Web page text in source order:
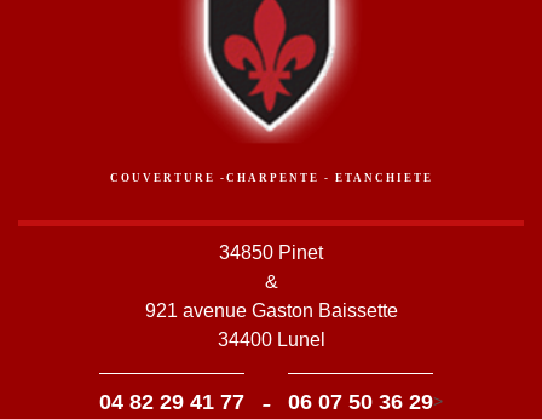
COUVERTURE -CHARPENTE - ETANCHIETE
34850 Pinet
&
921 avenue Gaston Baissette
34400 Lunel
04 82 29 41 77 - 06 07 50 36 29>